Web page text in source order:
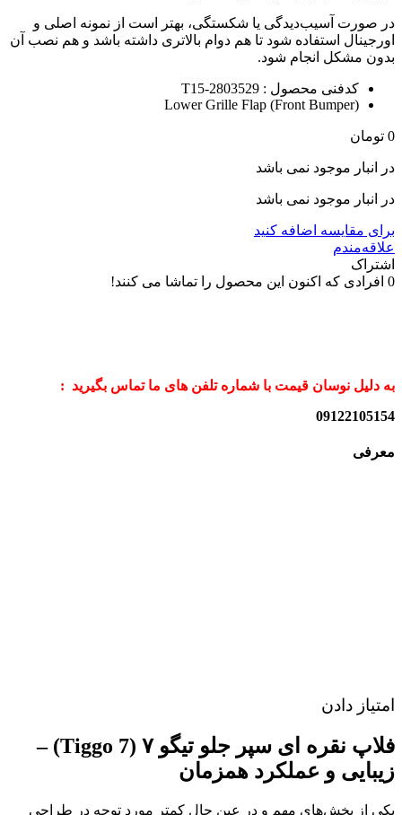
در صورت آسیب‌دیدگی یا شکستگی، بهتر است از نمونه اصلی و
اورجینال استفاده شود تا هم دوام بالاتری داشته باشد و هم نصب آن
بدون مشکل انجام شود.
کدفنی محصول : T15-2803529
Lower Grille Flap (Front Bumper)
0 تومان
در انبار موجود نمی باشد
در انبار موجود نمی باشد
برای مقایسه اضافه کنید
علاقه‌مندم
اشتراک
0 افرادی که اکنون این محصول را تماشا می کنند!
به دلیل نوسان قیمت با شماره تلفن های ما تماس بگیرید :
09122105154
معرفی
امتیاز دادن
فلاپ نقره ای سپر جلو تیگو ۷ (Tiggo 7) –
زیبایی و عملکرد همزمان
یکی از بخش‌های مهم و در عین حال کمتر مورد توجه در طراحی